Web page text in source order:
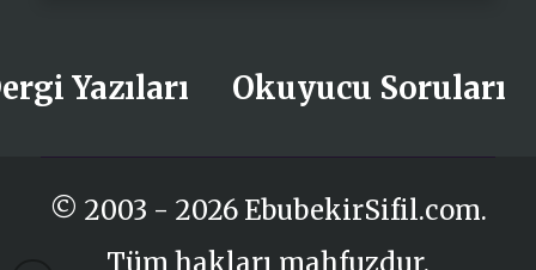
Yazıları Okuyucu Soruları
© 2003 - 2026 EbubekirSifil.com.
Tüm hakları mahfuzdur.